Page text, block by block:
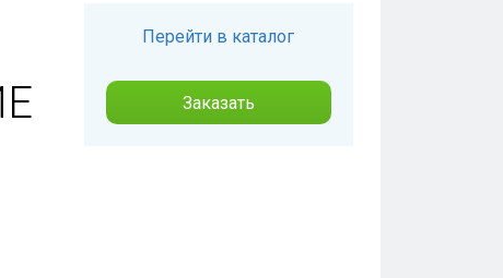
Перейти в каталог
Заказать